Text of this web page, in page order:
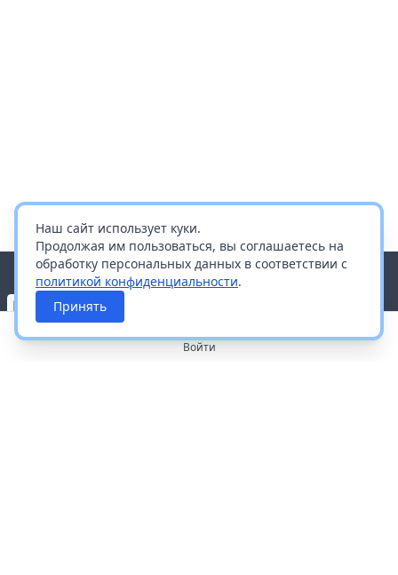
Наш сайт использует куки.
Продолжая им пользоваться, вы соглашаетесь на
обработку персональных данных в соответствии с
политикой конфиденциальности.
Принять
Войти